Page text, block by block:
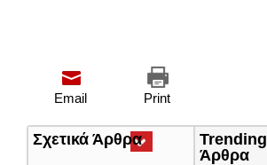
Print
Email
Σχετικά Άρθρα(ενεργή
καρτέλα)
Trending
Άρθρα